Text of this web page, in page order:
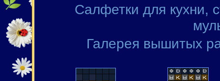
Салфетки для кухни,
Галерея вышитых